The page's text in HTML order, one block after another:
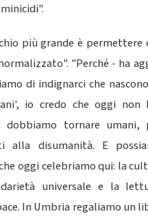
più grande è
"Perché - ha
di indignarci che
io credo che oggi non
tornare umani,
alla disumanità. E
oggi celebriamo qui: la
universale e la
In Umbria regaliamo un